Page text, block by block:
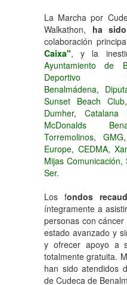
La Marcha por
Walkathon, ha
colaboración
Caixa", y la
Ayuntamiento de
Deportivo
Benalmádena,
Sunset Beach Club,
Dumher, Catalana
McDonalds
Torremolinos,GMG,
Europe, CEDMA,
Mijas Comunicación,
Ser.
Los fondos
íntegramente a
personas con
estado avanzado y
y ofrecer apoyo a
totalmente gratuita.
han sido atendidos
de Cudeca de